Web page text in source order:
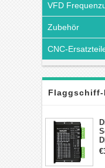
VFD
Zubehör
CNC-